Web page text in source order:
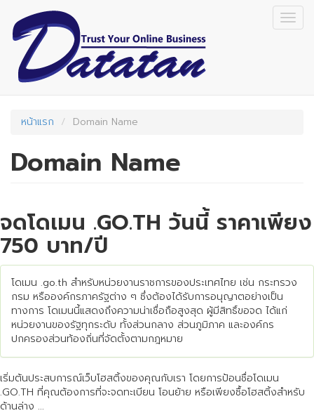
main
content
หน้าแรก Domain Name
Domain Name
จดโดเมน .GO.TH วันนี้ ราคาเพียง
750 บาท/ปี
โดเมน .go.th สำหรับหน่วยงานราชการของประเทศไทย เช่น กระทรวง
กรม หรือองค์กรภาครัฐต่าง ๆ ซึ่งต้องได้รับการอนุญาตอย่างเป็น
ทางการ โดเมนนี้แสดงถึงความน่าเชื่อถือสูงสุด ผู้มีสิทธิ์ขอจด ได้แก่
หน่วยงานของรัฐทุกระดับ ทั้งส่วนกลาง ส่วนภูมิภาค และองค์กร
ปกครองส่วนท้องถิ่นที่จัดตั้งตามกฎหมาย
เริ่มต้นประสบการณ์เว็บโฮสติ้งของคุณกับเรา โดยการป้อนชื่อโดเมน
.GO.TH ที่คุณต้องการที่จะจดทะเบียน โอนย้าย หรือเพียงซื้อโฮสติ้งสำหรับ
ด้านล่าง ...